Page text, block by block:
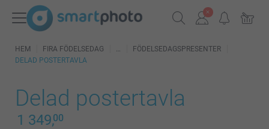
HEM FIRA FÖDELSEDAG
FÖDELSEDAGSPRESENTER
DELAD POSTERTAVLA
Delad postertavla
1 349,00